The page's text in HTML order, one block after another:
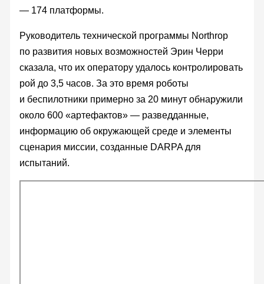
— 174 платформы.
Руководитель технической программы Northrop
по развития новых возможностей Эрин Черри
сказала, что их оператору удалось контролировать
рой до 3,5 часов. За это время роботы
и беспилотники примерно за 20 минут обнаружили
около 600 «артефактов» — разведданные,
информацию об окружающей среде и элементы
сценария миссии, созданные DARPA для
испытаний.